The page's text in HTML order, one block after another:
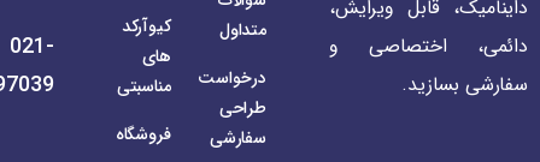
داینامیک، قابل ویرایش،
دائمی، اختصاصی و
سفارشی بسازید.
متداول
درخواست
طراحی
سفارشی
کیوآرکد
های
مناسبتی
فروشگاه
021-